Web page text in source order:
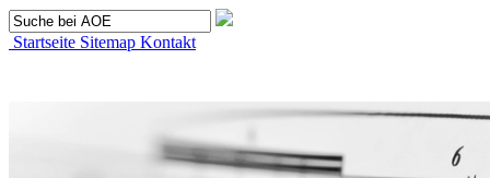
Startseite Sitemap Kontakt